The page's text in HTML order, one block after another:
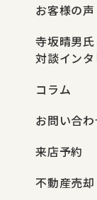
お客様の声
寺坂晴男
対談イン
コラム
お問い合わ
来店予約
不動産売